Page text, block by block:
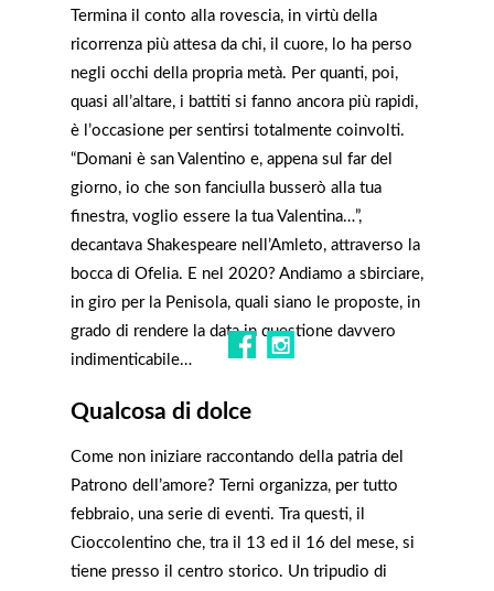
Termina il conto alla rovescia, in virtù della
ricorrenza più attesa da chi, il cuore, lo ha perso
negli occhi della propria metà. Per quanti, poi,
quasi all’altare, i battiti si fanno ancora più rapidi,
è l’occasione per sentirsi totalmente coinvolti.
“Domani è san Valentino e, appena sul far del
giorno, io che son fanciulla busserò alla tua
finestra, voglio essere la tua Valentina…”,
decantava Shakespeare nell’Amleto, attraverso la
bocca di Ofelia. E nel 2020? Andiamo a sbirciare,
in giro per la Penisola, quali siano le proposte, in
grado di rendere la data in questione davvero
indimenticabile…
Qualcosa di dolce
Come non iniziare raccontando della patria del
Patrono dell’amore? Terni organizza, per tutto
febbraio, una serie di eventi. Tra questi, il
Cioccolentino che, tra il 13 ed il 16 del mese, si
tiene presso il centro storico. Un tripudio di